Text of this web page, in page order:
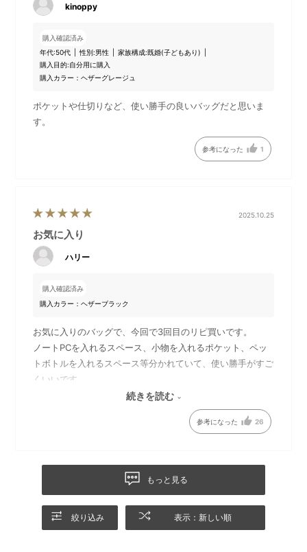
DETAIL商品詳細
トート持ちもできる2WAY
便利なサイドポケット
kinoppy
購入確認済み
年代:50代 性別:男性 家族構成:既婚(子どもあり)
購入目的:自分用に購入
購入カラー：ヘザーグレージュ
ポケットや仕切りなど、使い勝手の良いバッグだと思いま
す。
参考になった 1
2025.10.25
お気に入り
ハリー
購入確認済み
購入カラー：ヘザーブラック
お気に入りのバッグで、今回で3回目のリピ買いです。
ノートPCを入れるスペース、小物を入れるポケット、ペッ
トボトルを入れるスペース等分かれていて、使い勝手がすご
くいいです。
リックサックリュックサックしてないデザインも気に入って
続きを読む
参考になった 26
もっと見る
絞り込み 表示：新しい順